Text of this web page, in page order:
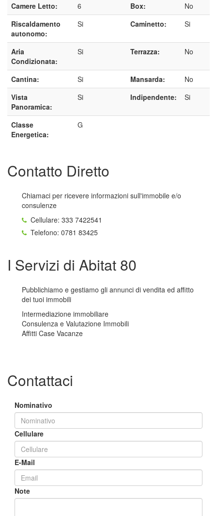
Camere Letto: 6 Box:
No
Riscaldamento
autonomo:
Si Caminetto: Si
Aria
Condizionata:
Si Terrazza: No
Cantina: Si Mansarda:
No
Vista
Panoramica:
Si Indipendente: Si
Classe
Energetica:
G
Contatto Diretto
Chiamaci per ricevere informazioni sull'immobile e/o
consulenze
Cellulare: 333 7422541
Telefono: 0781 83425
I Servizi di Abitat 80
Pubblichiamo e gestiamo gli annunci di vendita ed affitto
dei tuoi immobili
Intermediazione immobiliare
Consulenza e Valutazione Immobili
Affitti Case Vacanze
Contattaci
Nominativo
Cellulare
E-Mail
Note